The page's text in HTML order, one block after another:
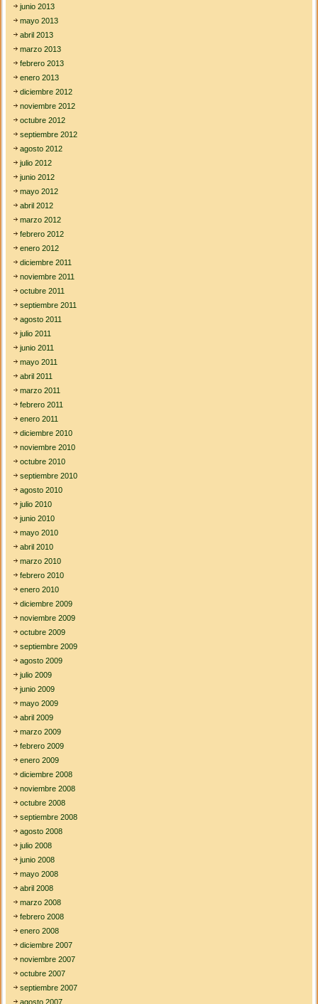
junio 2013
mayo 2013
abril 2013
marzo 2013
febrero 2013
enero 2013
diciembre 2012
noviembre 2012
octubre 2012
septiembre 2012
agosto 2012
julio 2012
junio 2012
mayo 2012
abril 2012
marzo 2012
febrero 2012
enero 2012
diciembre 2011
noviembre 2011
octubre 2011
septiembre 2011
agosto 2011
julio 2011
junio 2011
mayo 2011
abril 2011
marzo 2011
febrero 2011
enero 2011
diciembre 2010
noviembre 2010
octubre 2010
septiembre 2010
agosto 2010
julio 2010
junio 2010
mayo 2010
abril 2010
marzo 2010
febrero 2010
enero 2010
diciembre 2009
noviembre 2009
octubre 2009
septiembre 2009
agosto 2009
julio 2009
junio 2009
mayo 2009
abril 2009
marzo 2009
febrero 2009
enero 2009
diciembre 2008
noviembre 2008
octubre 2008
septiembre 2008
agosto 2008
julio 2008
junio 2008
mayo 2008
abril 2008
marzo 2008
febrero 2008
enero 2008
diciembre 2007
noviembre 2007
octubre 2007
septiembre 2007
agosto 2007